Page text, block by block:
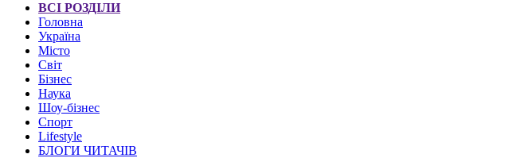
ВСІ РОЗДІЛИ
Головна
Україна
Місто
Світ
Бізнес
Наука
Шоу-бізнес
Спорт
Lifestyle
БЛОГИ ЧИТАЧІВ